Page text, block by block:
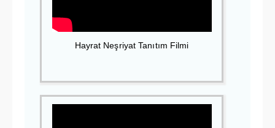
Hayrat Neşriyat Tanıtım Filmi